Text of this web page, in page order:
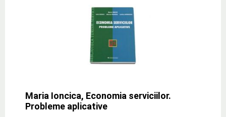
Maria Ioncica, Economia serviciilor.
Probleme aplicative